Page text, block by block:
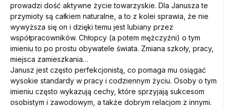
prowadzi dość aktywne życie towarzyskie. Dla Janusza te
przymioty są całkiem naturalne, a to z kolei sprawia, że nie
wywyższa się on i dzięki temu jest lubiany przez
współpracowników. Chłopcy (a potem mężczyźni) o tym
imieniu to po prostu obywatele świata. Zmiana szkoły, pracy,
miejsca zamieszkania…
Janusz jest często perfekcjonistą, co pomaga mu osiągać
wysokie standardy w pracy i codziennym życiu. Osoby o tym
imieniu często wykazują cechy, które sprzyjają sukcesom
osobistym i zawodowym, a także dobrym relacjom z innymi.